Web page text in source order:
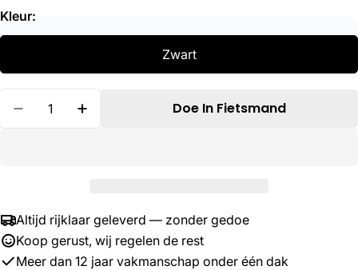
Kleur:
Zwart
Verminder Hoeveelheid Voor Simson
Verhoog De Hoeveelheid Voor
Doe In Fietsmand
Altijd rijklaar geleverd — zonder gedoe
Koop gerust, wij regelen de rest
Meer dan 12 jaar vakmanschap onder één dak